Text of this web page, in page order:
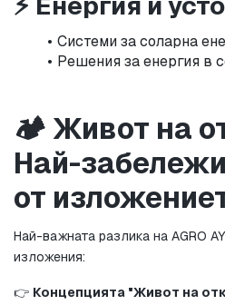
Системи за соларна
Решения за енергия в
🏕️ Живот на
Най-
от
Най-важната разлика на AGRO
изложения:
👉 Концепцията "Живот на